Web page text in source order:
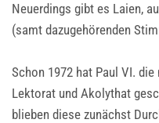
Neuerdings gibt es Laien,
(samt dazugehörenden
Schon 1972 hat Paul VI.
Lektorat und Akolythat
blieben diese zunächst